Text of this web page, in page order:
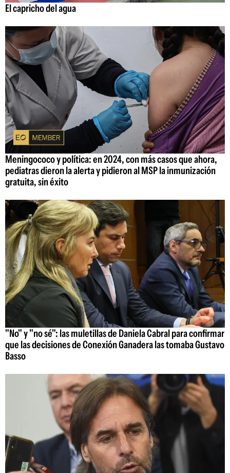
El capricho del agua
Meningococo y política: en 2024, con más casos que ahora,
pediatras dieron la alerta y pidieron al MSP la inmunización
gratuita, sin éxito
"No" y "no sé": las muletillas de Daniela Cabral para confirmar
que las decisiones de Conexión Ganadera las tomaba Gustavo
Basso